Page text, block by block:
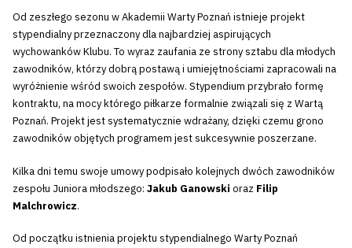
Od zeszłego sezonu w Akademii Warty Poznań istnieje projekt
stypendialny przeznaczony dla najbardziej aspirujących
wychowanków Klubu. To wyraz zaufania ze strony sztabu dla młodych
zawodników, którzy dobrą postawą i umiejętnościami zapracowali na
wyróżnienie wśród swoich zespołów. Stypendium przybrało formę
kontraktu, na mocy którego piłkarze formalnie związali się z Wartą
Poznań. Projekt jest systematycznie wdrażany, dzięki czemu grono
zawodników objętych programem jest sukcesywnie poszerzane.
Kilka dni temu swoje umowy podpisało kolejnych dwóch zawodników
zespołu Juniora młodszego: Jakub Ganowski oraz Filip
Malchrowicz.
Od początku istnienia projektu stypendialnego Warty Poznań